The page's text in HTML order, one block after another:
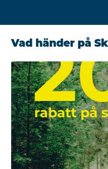
Vad händer på